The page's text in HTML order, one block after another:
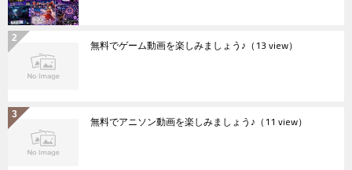
無料でゲーム動画を楽しみましょう♪ （13 view）
無料でアニソン動画を楽しみましょう♪ （11 view）